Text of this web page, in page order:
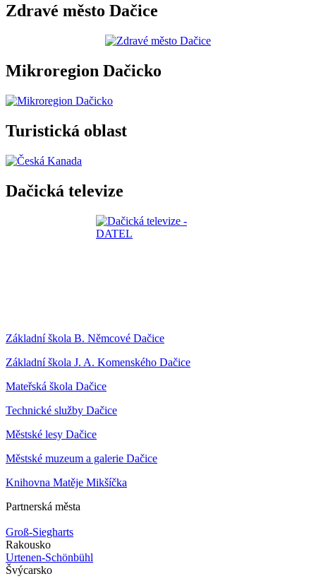
Zdravé město Dačice
Mikroregion Dačicko
Turistická oblast
Dačická televize
Základní škola B. Němcové Dačice
Základní škola J. A. Komenského Dačice
Mateřská škola Dačice
Technické služby Dačice
Městské lesy Dačice
Městské muzeum a galerie Dačice
Knihovna Matěje Mikšíčka
Partnerská města
Groß-Siegharts
Rakousko
Urtenen-Schönbühl
Švýcarsko